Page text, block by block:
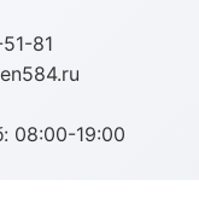
81
08:00-19:00